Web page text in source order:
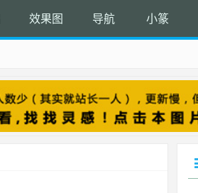
效果图 导航 小篆